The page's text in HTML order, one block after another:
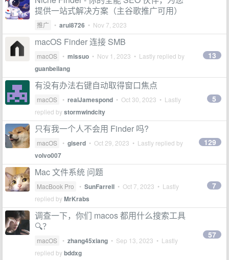
提供一站式解决方案（主谷歌推广可用）
推广 • arui8726 • Nov 7, 2023
macOS Finder 连接 SMB
macOS • missuo • Nov 1, 2023 • Lastly replied by
guanbeilang
13
有没有办法右键自动取得窗口焦点
macOS • realJamespond • Oct 30, 2023 • Lastly
replied bystormwindcity
5
只有我一个人不会用 Finder 吗?
macOS • giserd • Oct 29, 2023 • Lastly replied by
volvo007
129
Mac 文件系统 问题
MacBook Pro • SunFarrell • Oct 7, 2023 • Lastly
replied byMrKrabs
7
调查一下，你们 macos 都用什么搜索工具
🔍？
macOS • zhang45xiang • Sep 13, 2023 • Lastly
replied bybddxg
57